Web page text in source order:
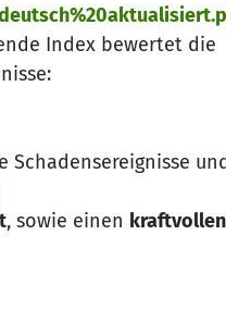
Index bewertet die
, sowie einen